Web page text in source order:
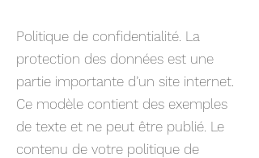
Politique de confidentialité. La
protection des données est une
partie importante d’un site internet.
Ce modèle contient des exemples
de texte et ne peut être publié. Le
contenu de votre politique de